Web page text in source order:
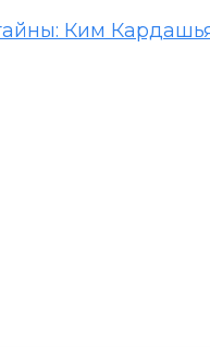
Ким